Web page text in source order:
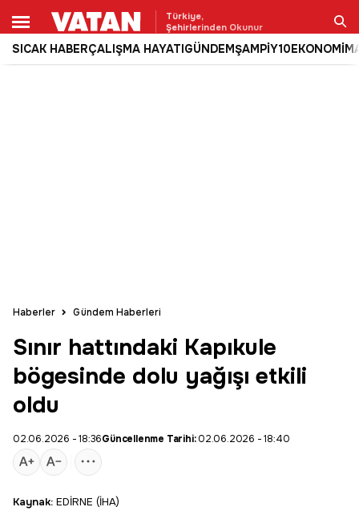
Türkiye,
Şehirlerinden Okunur
SICAK HABERÇALIŞMA HAYATIGÜNDEMŞAMPİY10EKONOMİ
Ara
Haberler Gündem Haberleri
Sınır hattındaki Kapıkule
bögesinde dolu yağışı etkili
oldu
02.06.2026 - 18:36Güncellenme Tarihi:02.06.2026 - 18:40
Kaynak: EDİRNE (İHA)